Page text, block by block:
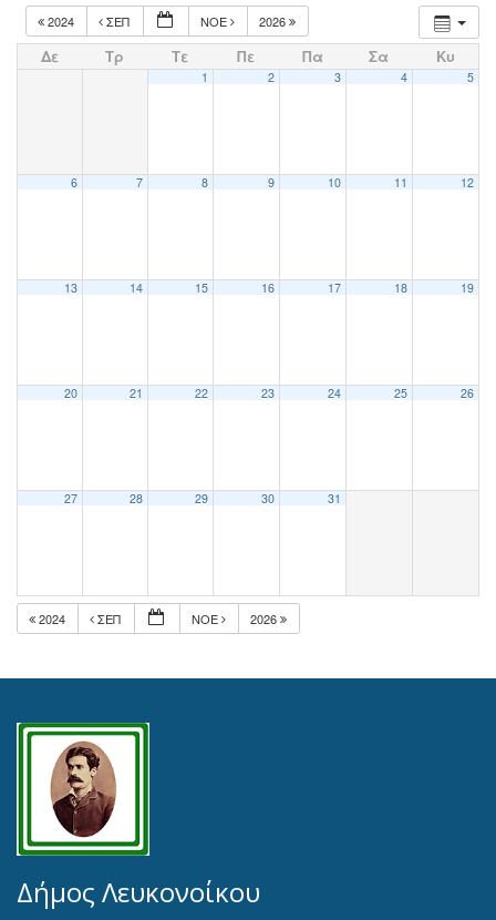
2024 ΣΕΠ ΝΟΈ 2026
Δε Τρ Τε Πε Πα Σα Κυ
1 2 3 4 5
6 7 8 9 10 11 12
13 14 15 16 17 18 19
20 21 22 23 24 25 26
27 28 29 30 31
2024 ΣΕΠ ΝΟΈ 2026
Δήμος Λευκονοίκου